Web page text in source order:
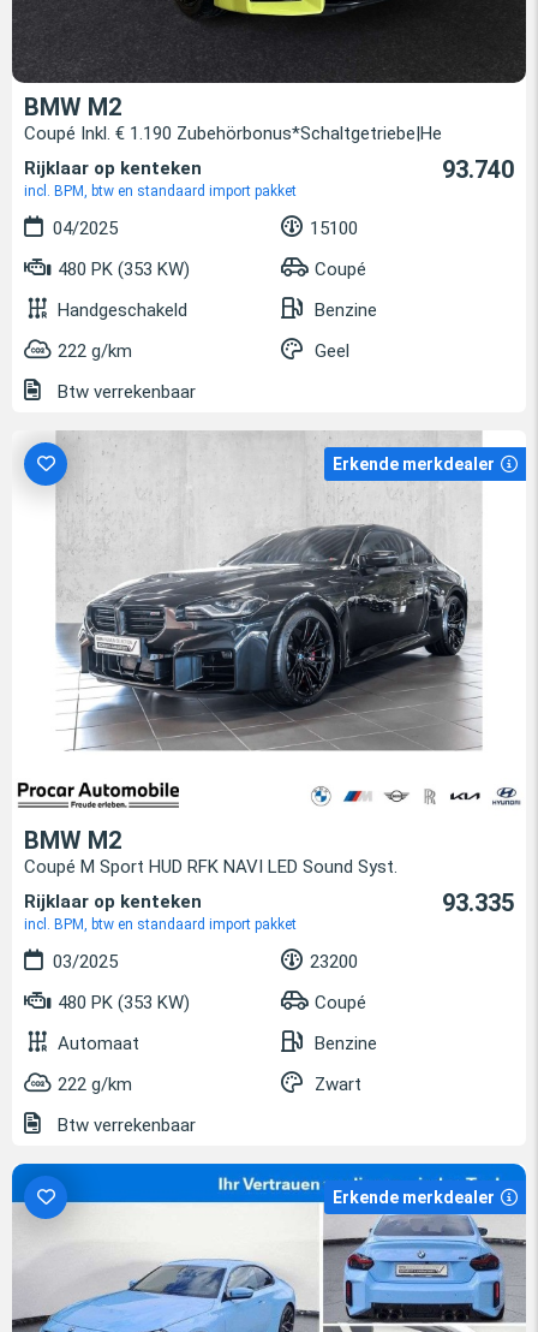
BMW M2
Coupé Inkl. € 1.190 Zubehörbonus*Schaltgetriebe|He
Rijklaar op kenteken
incl. BPM, btw en standaard import pakket
93.740
04/2025
15100
480 PK (353 KW)
Coupé
Handgeschakeld
Benzine
222 g/km
Geel
Btw verrekenbaar
Erkende merkdealer
BMW M2
Coupé M Sport HUD RFK NAVI LED Sound Syst.
Rijklaar op kenteken
incl. BPM, btw en standaard import pakket
93.335
03/2025
23200
480 PK (353 KW)
Coupé
Automaat
Benzine
222 g/km
Zwart
Btw verrekenbaar
Erkende merkdealer